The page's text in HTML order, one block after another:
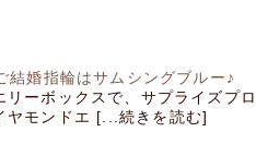
結婚指輪はサムシングブルー♪
ーボックスで、サプライズプロ
ヤモンドエ [...続きを読む]